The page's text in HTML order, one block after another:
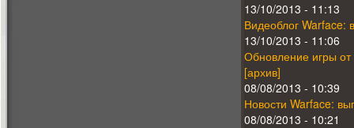
13/10/2013 - 11:13
Видеоблог Warface:
13/10/2013 - 11:06
Обновление игры от
[архив]
08/08/2013 - 10:39
Новости Warface:
08/08/2013 - 10:21